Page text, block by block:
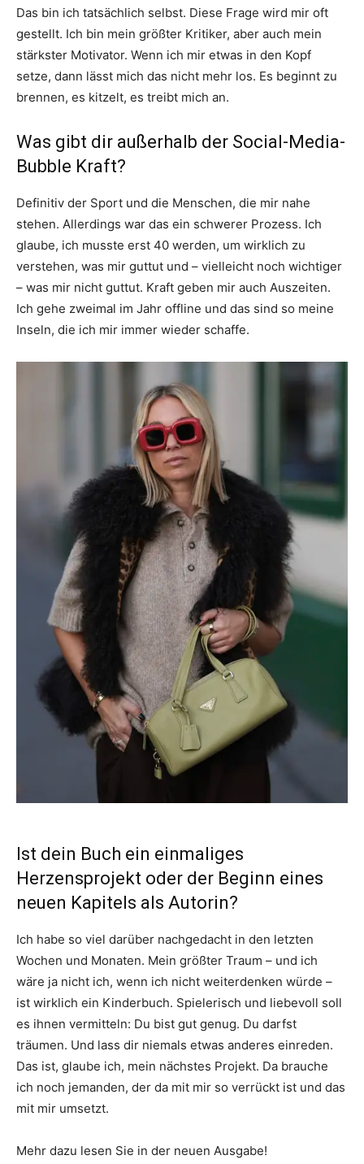
Das bin ich tatsächlich selbst. Diese Frage wird mir oft
gestellt. Ich bin mein größter Kritiker, aber auch mein
stärkster Motivator. Wenn ich mir etwas in den Kopf
setze, dann lässt mich das nicht mehr los. Es beginnt zu
brennen, es kitzelt, es treibt mich an.
Was gibt dir außerhalb der Social-Media-
Bubble Kraft?
Definitiv der Sport und die Menschen, die mir nahe
stehen. Allerdings war das ein schwerer Prozess. Ich
glaube, ich musste erst 40 werden, um wirklich zu
verstehen, was mir guttut und – vielleicht noch wichtiger
– was mir nicht guttut. Kraft geben mir auch Auszeiten.
Ich gehe zweimal im Jahr offline und das sind so meine
Inseln, die ich mir immer wieder schaffe.
Ist dein Buch ein einmaliges
Herzensprojekt oder der Beginn eines
neuen Kapitels als Autorin?
Ich habe so viel darüber nachgedacht in den letzten
Wochen und Monaten. Mein größter Traum – und ich
wäre ja nicht ich, wenn ich nicht weiterdenken würde –
ist wirklich ein Kinderbuch. Spielerisch und liebevoll soll
es ihnen vermitteln: Du bist gut genug. Du darfst
träumen. Und lass dir niemals etwas anderes einreden.
Das ist, glaube ich, mein nächstes Projekt. Da brauche
ich noch jemanden, der da mit mir so verrückt ist und das
mit mir umsetzt.
Mehr dazu lesen Sie in der neuen Ausgabe!